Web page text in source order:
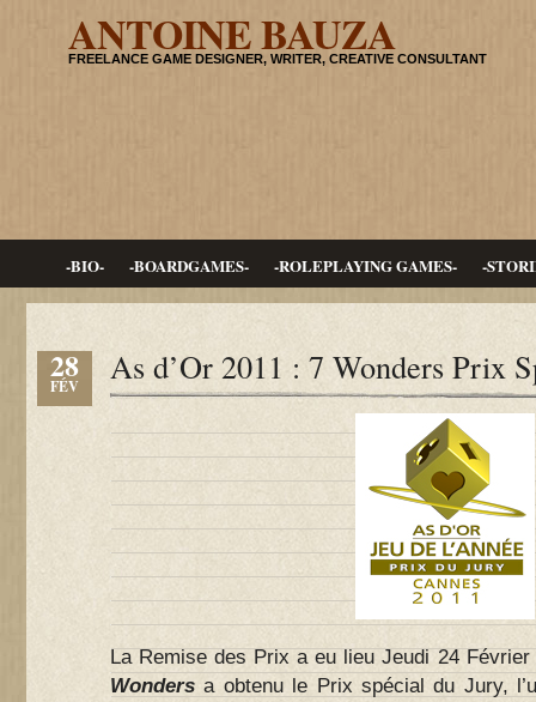
ANTOINE BAUZA
FREELANCE GAME DESIGNER, WRITER, CREATIVE CONSULTANT
-BIO- -BOARDGAMES- -ROLEPLAYING GAMES- -
28
FÉV As d’Or 2011 : 7 Wonders Prix
La Remise des Prix a eu lieu Jeudi 24
Wonders a obtenu le Prix spécial du Jury,